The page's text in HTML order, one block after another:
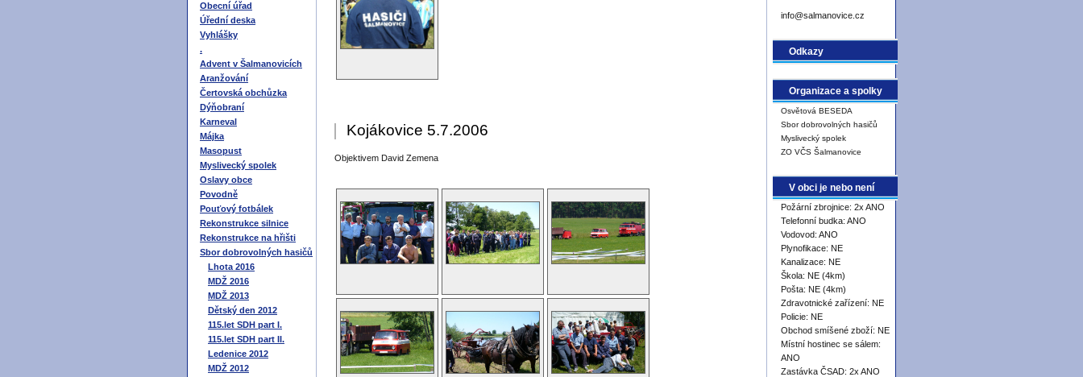
Obecní úřad
Úřední deska
Vyhlášky
.
Advent v Šalmanovicích
Aranžování
Čertovská obchůzka
Dýňobraní
Karneval
Májka
Masopust
Myslivecký spolek
Oslavy obce
Povodně
Pouťový fotbálek
Rekonstrukce silnice
Rekonstrukce na hřišti
Sbor dobrovolných hasičů
Lhota 2016
MDŽ 2016
MDŽ 2013
Dětský den 2012
115.let SDH part I.
115.let SDH part II.
Ledenice 2012
MDŽ 2012
info@salmanovice.cz
Odkazy
Organizace a spolky
Osvětová BESEDA
Sbor dobrovolných hasičů
Myslivecký spolek
ZO VČS Šalmanovice
V obci je nebo není
Požární zbrojnice: 2x ANO
Telefonní budka: ANO
Vodovod: ANO
Plynofikace: NE
Kanalizace: NE
Škola: NE (4km)
Pošta: NE (4km)
Zdravotnické zařízení: NE
Policie: NE
Obchod smíšené zboží: NE
Místní hostinec se sálem:
ANO
Zastávka ČSAD: 2x ANO
Kojákovice 5.7.2006
Objektivem David Zemena